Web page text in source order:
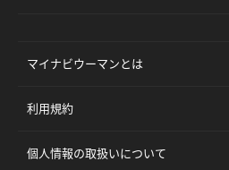
マイナビウーマンとは
利用規約
個人情報の取扱いについて